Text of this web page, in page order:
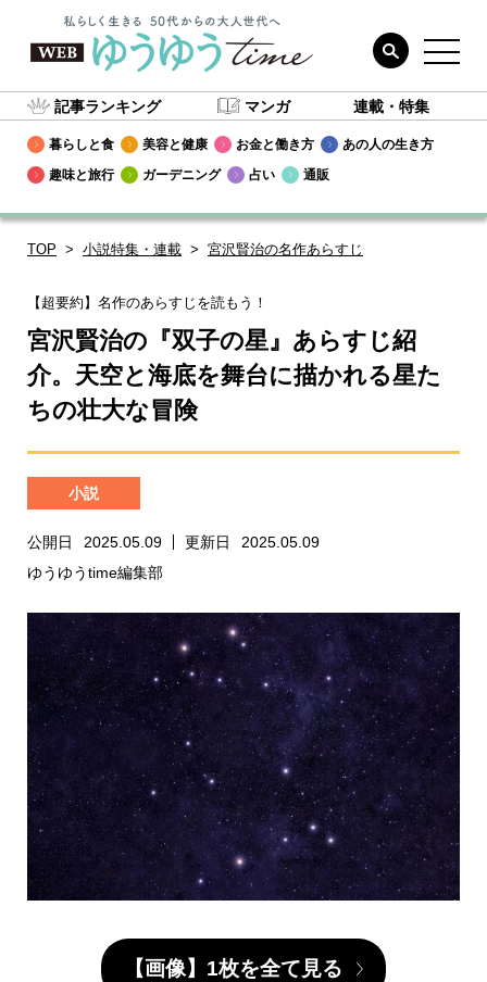
記事ランキング マンガ 連載・特集
暮らしと食 美容と健康 お金と働き方
あの人の生き方
趣味と旅行
ガーデニング 占い 通販
TOP 小説特集・連載 宮沢賢治の名作あらすじ
【超要約】名作のあらすじを読もう！
宮沢賢治の『双子の星』あらすじ紹
介。天空と海底を舞台に描かれる星た
ちの壮大な冒険
小説
公開日 2025.05.09 更新日
2025.05.09
ゆうゆうtime編集部
【画像】1枚を全て見る